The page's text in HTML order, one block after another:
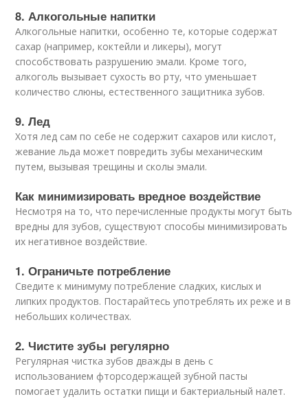
8. Алкогольные напитки
Алкогольные напитки, особенно те, которые содержат
сахар (например, коктейли и ликеры), могут
способствовать разрушению эмали. Кроме того,
алкоголь вызывает сухость во рту, что уменьшает
количество слюны, естественного защитника зубов.
9. Лед
Хотя лед сам по себе не содержит сахаров или кислот,
жевание льда может повредить зубы механическим
путем, вызывая трещины и сколы эмали.
Как минимизировать вредное воздействие
Несмотря на то, что перечисленные продукты могут быть
вредны для зубов, существуют способы минимизировать
их негативное воздействие.
1. Ограничьте потребление
Сведите к минимуму потребление сладких, кислых и
липких продуктов. Постарайтесь употреблять их реже и в
небольших количествах.
2. Чистите зубы регулярно
Регулярная чистка зубов дважды в день с
использованием фторсодержащей зубной пасты
помогает удалить остатки пищи и бактериальный налет.